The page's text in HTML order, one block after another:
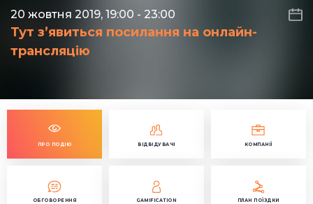
20 жовтня 2019, 19:00 - 23:00
Тут з’явиться посилання на онлайн-
трансляцію
ПРО ПОДІЮ ВІДВІДУВАЧІ КОМПАНІЇ
ОБГОВОРЕННЯ GAMIFICATION ПЛАН ПОЇЗДКИ